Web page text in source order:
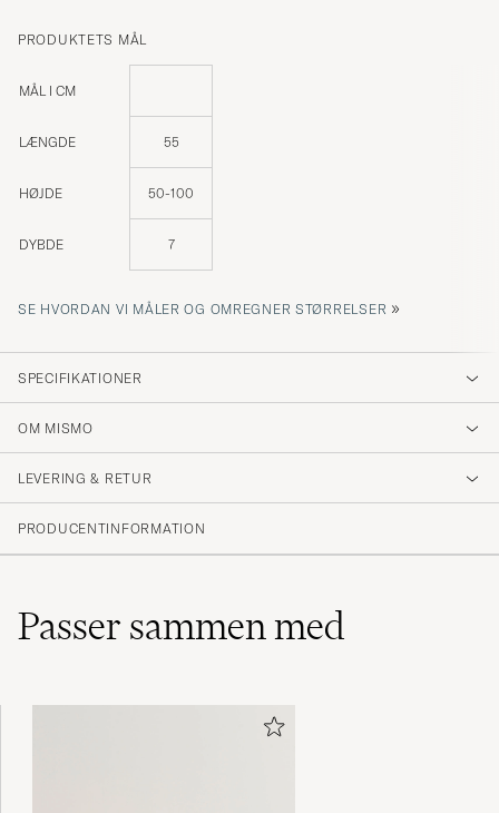
PRODUKTETS MÅL
MÅL I CM
LÆNGDE 55
HØJDE 50-100
DYBDE 7
SE HVORDAN VI MÅLER OG OMREGNER STØRRELSER »
SPECIFIKATIONER
OM MISMO
LEVERING & RETUR
PRODUCENTINFORMATION
Passer sammen med